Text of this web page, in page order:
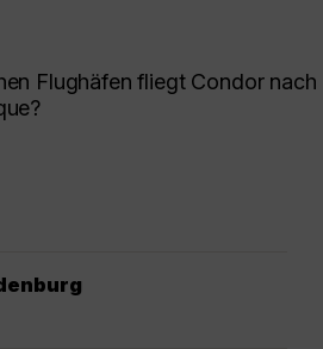
Flughäfen fliegt Condor nach